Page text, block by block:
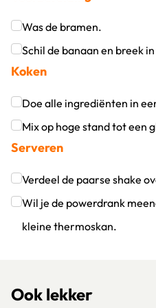
Was de bramen.
Klik om dit selectievakje
Schil de banaan en breek
Klik om dit selectievakje
Koken
Doe alle ingrediënten in
Klik om dit selectievakje
Mix op hoge stand tot een
Klik om dit selectievakje
Serveren
Verdeel de paarse shake
Klik om dit selectievakje
Wil je de powerdrank
kleine thermoskan.
Ook lekker